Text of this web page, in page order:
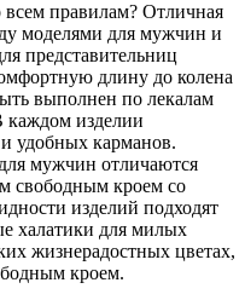
правилам? Отличная
моделями для мужчин и
представительниц
длину до колена
выполнен по лекалам
изделии
удобных карманов.
для мужчин отличаются
свободным кроем со
изделий подходят
халатики для милых
жизнерадостных цветах,
кроем.